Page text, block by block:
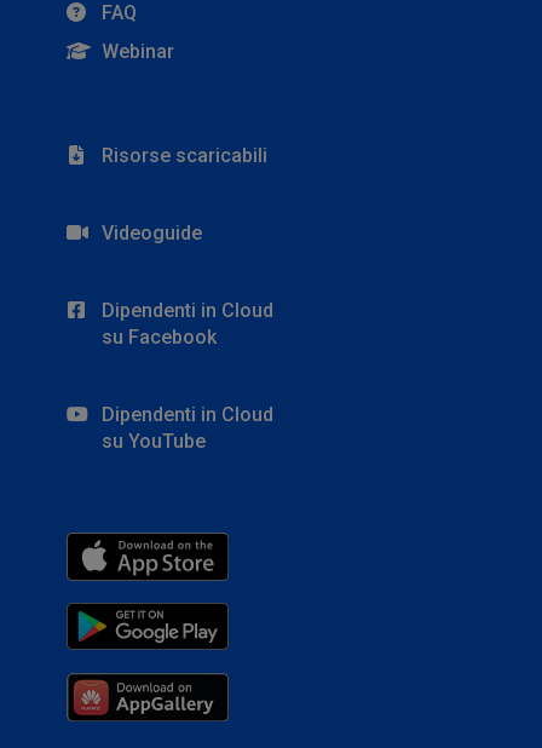
FAQ
Webinar
Risorse scaricabili
Videoguide
Dipendenti in Cloud
su Facebook
Dipendenti in Cloud
su YouTube